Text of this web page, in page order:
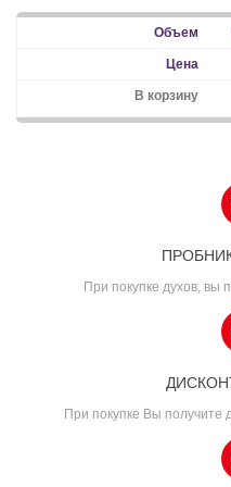
При покупке духов, вы
При покупке Вы получите